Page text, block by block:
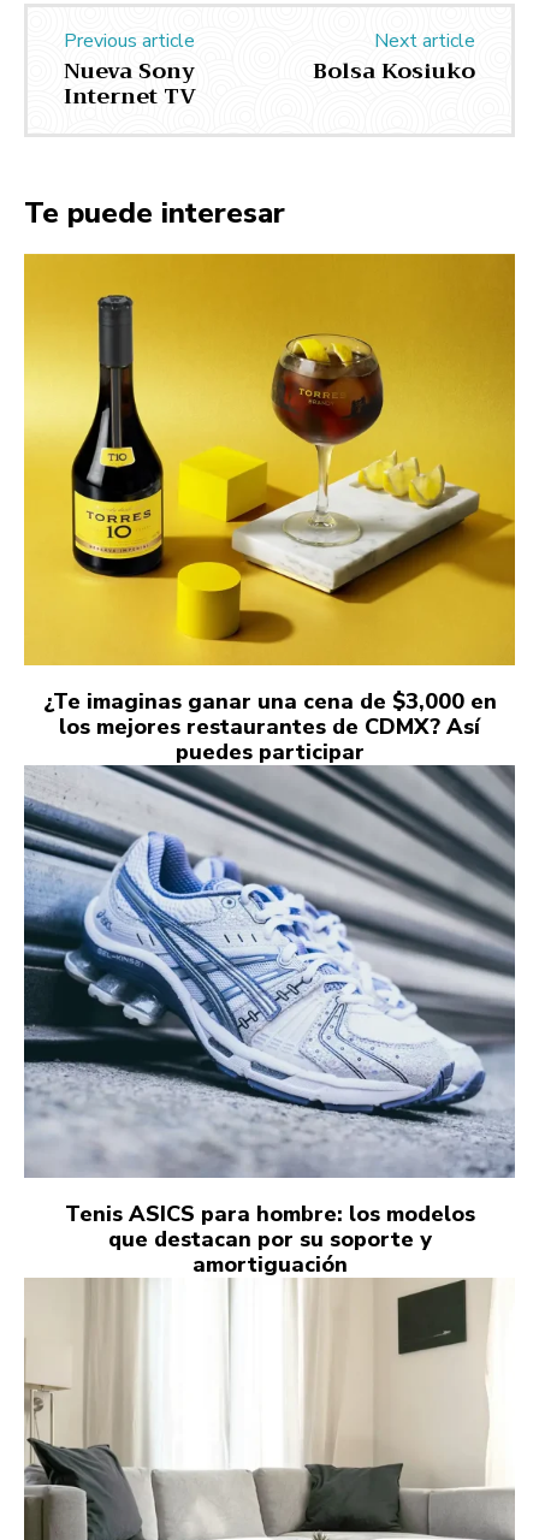
Previous article
Nueva Sony
Internet TV
Next article
Bolsa Kosiuko
Te puede interesar
¿Te imaginas ganar una cena de $3,000 en
los mejores restaurantes de CDMX? Así
puedes participar
Tenis ASICS para hombre: los modelos
que destacan por su soporte y
amortiguación